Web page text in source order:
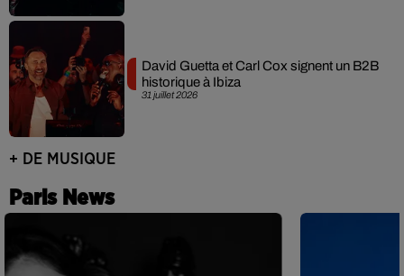
31 juillet 2026
David Guetta et Carl Cox signent un B2B
historique à Ibiza
+ DE MUSIQUE
Paris News